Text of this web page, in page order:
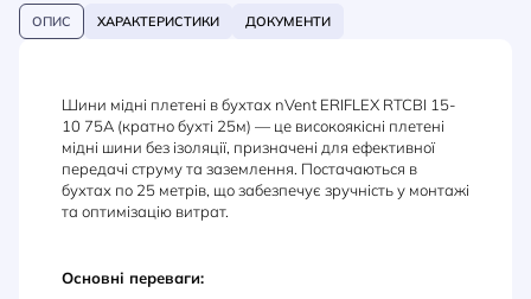
ОПИС ХАРАКТЕРИСТИКИ ДОКУМЕНТИ
Шини мідні плетені в бухтах nVent ERIFLEX RTCBI 15-
10 75А (кратно бухті 25м) — це високоякісні плетені
мідні шини без ізоляції, призначені для ефективної
передачі струму та заземлення. Постачаються в
бухтах по 25 метрів, що забезпечує зручність у монтажі
та оптимізацію витрат.
Основні переваги: